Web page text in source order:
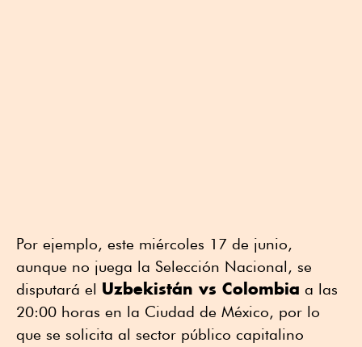
Por ejemplo, este miércoles 17 de junio,
aunque no juega la Selección Nacional, se
disputará el Uzbekistán vs Colombia a las
20:00 horas en la Ciudad de México, por lo
que se solicita al sector público capitalino